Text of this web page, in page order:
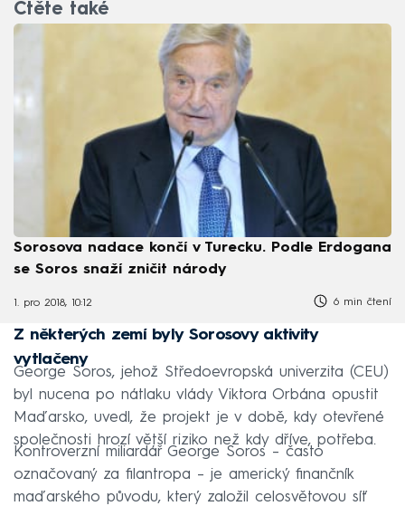
Čtěte také
Sorosova nadace končí v Turecku. Podle Erdogana
se Soros snaží zničit národy
1. pro 2018, 10:12 6 min čtení
Z některých zemí byly Sorosovy aktivity
vytlačeny
George Soros, jehož Středoevropská univerzita (CEU)
byl nucena po nátlaku vlády Viktora Orbána opustit
Maďarsko, uvedl, že projekt je v době, kdy otevřené
společnosti hrozí větší riziko než kdy dříve, potřeba.
Kontroverzní miliardář George Soros – často
označovaný za filantropa – je americký finančník
maďarského původu, který založil celosvětovou síť